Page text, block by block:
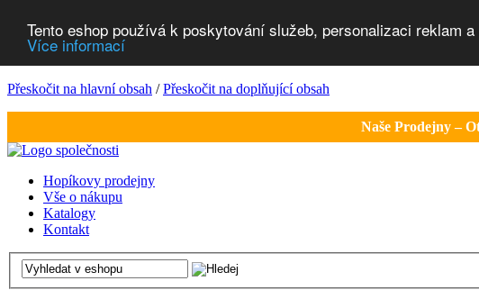
Tento eshop používá k poskytování služeb, personalizaci reklam
Více informací
Přeskočit na hlavní obsah /Přeskočit na doplňující obsah
Naše Prodejny –
Hopíkovy prodejny
Vše o nákupu
Katalogy
Kontakt